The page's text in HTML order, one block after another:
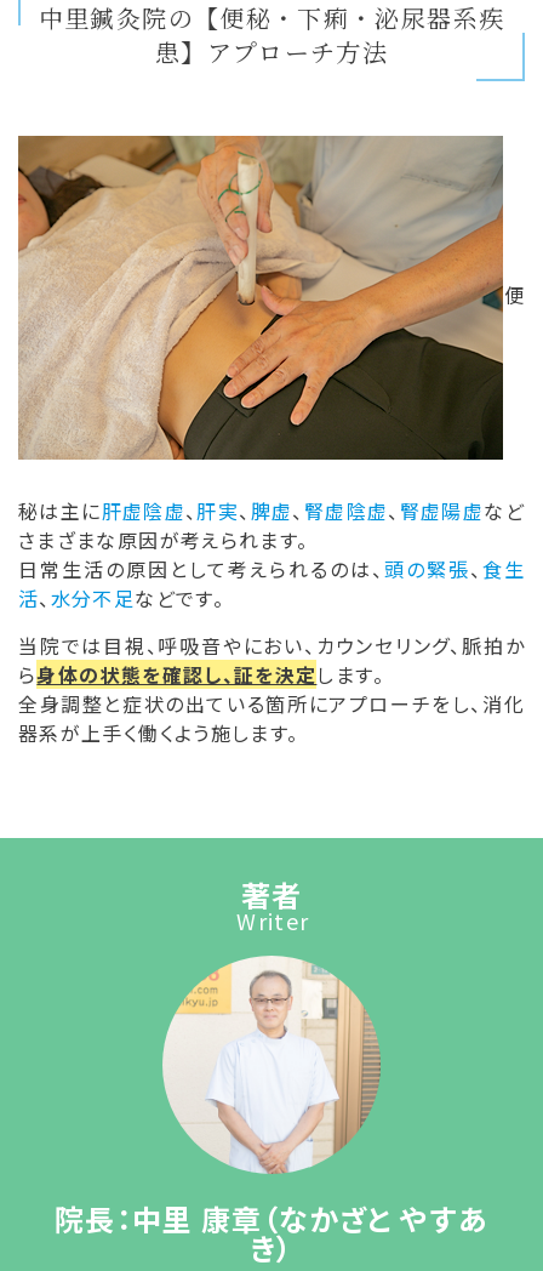
中里鍼灸院の【便秘・下痢・泌尿器系疾
患】アプローチ方法
便
秘は主に肝虚陰虚、肝実、脾虚、 腎虚陰虚、 腎虚陽虚など
さまざまな原因が考えられます。
日常生活の原因として考えられるのは、頭の緊張、食生
活、水分不足などです。
当院では目視、呼吸音やにおい、カウンセリング、脈拍か
ら身体の状態を確認し、証を決定します。
全身調整と症状の出ている箇所にアプローチをし、消化
器系が上手く働くよう施します。
著者
Writer
院長：中里 康章（なかざと やすあ
き）